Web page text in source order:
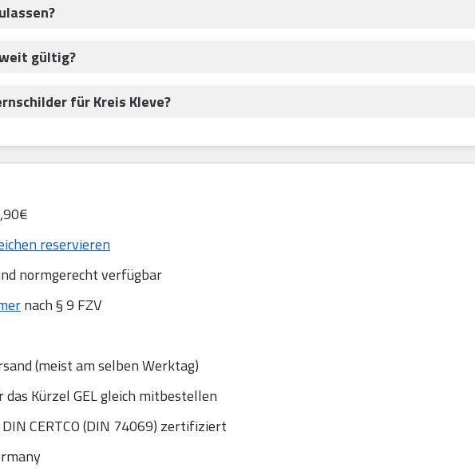
gültig?
für Kreis Kleve?
reservieren
normgerecht verfügbar
nach § 9 FZV
(meist am selben Werktag)
das Kürzel GEL gleich mitbestellen
CERTCO (DIN 74069) zertifiziert